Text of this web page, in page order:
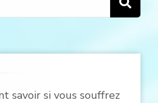
savoir si vous souffrez